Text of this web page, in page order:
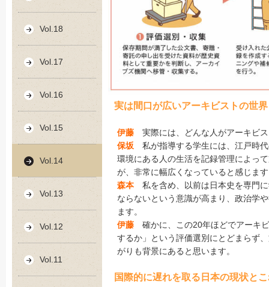
Vol.18
Vol.17
Vol.16
Vol.15
Vol.14
Vol.13
Vol.12
Vol.11
実は間口が広いアーキビストの世界
伊藤 実際には、どんな人がアーキビ
保坂 私が指導する学生には、江戸時
環境にある人の生活を記録管理によっ
が、非常に幅広くなっていると感じま
森本私を含め、以前は日本史を専門に
ならないという意識が高まり、政治学
ます。
伊藤 確かに、この20年ほどでアーキ
するか」という評価選別にとどまらず
がりも背景にあると思います。
国際的に遅れを取る日本の現状と